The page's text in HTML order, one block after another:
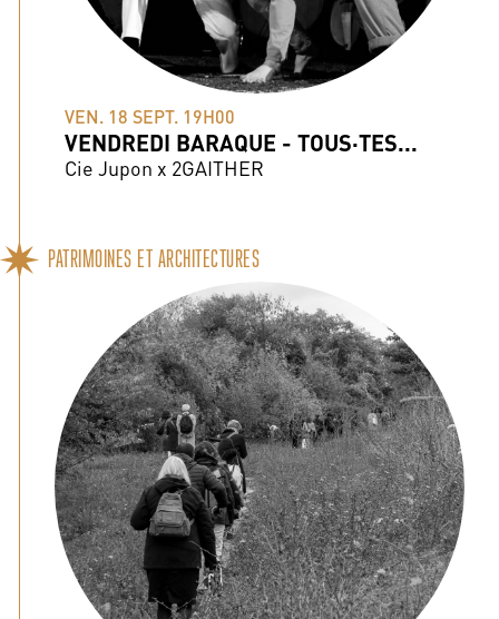
VEN. 18 SEPT. 19H00
VENDREDI BARAQUE - TOUS·TES...
Cie Jupon x 2GAITHER
PATRIMOINES ET ARCHITECTURES